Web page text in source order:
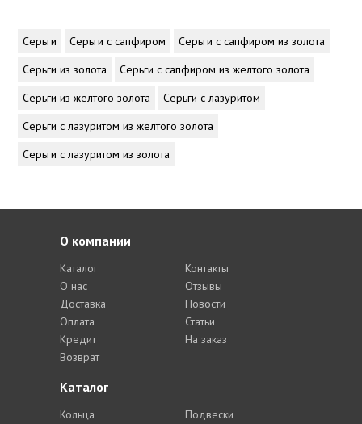
Серьги Серьги с сапфиром
Серьги с сапфиром из золота
Серьги из золота
Серьги с сапфиром из желтого золота
Серьги из желтого золота
Серьги с лазуритом
Серьги с лазуритом из желтого золота
Серьги с лазуритом из золота
Каталог
Кольца
Подвески
О компании
Каталог
О нас
Доставка
Оплата
Кредит
Возврат
Контакты
Отзывы
Новости
Статьи
На заказ